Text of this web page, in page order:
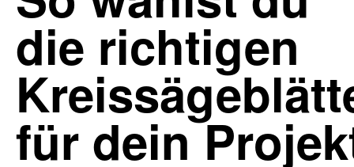
die richtigen
für dein